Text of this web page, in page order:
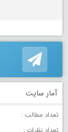
آمار سایت
تعداد مطالب :